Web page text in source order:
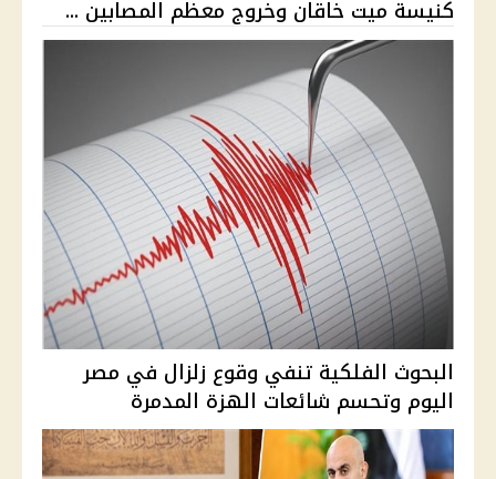
كنيسة ميت خاقان وخروج معظم المصابين ...
البحوث الفلكية تنفي وقوع زلزال في مصر
اليوم وتحسم شائعات الهزة المدمرة